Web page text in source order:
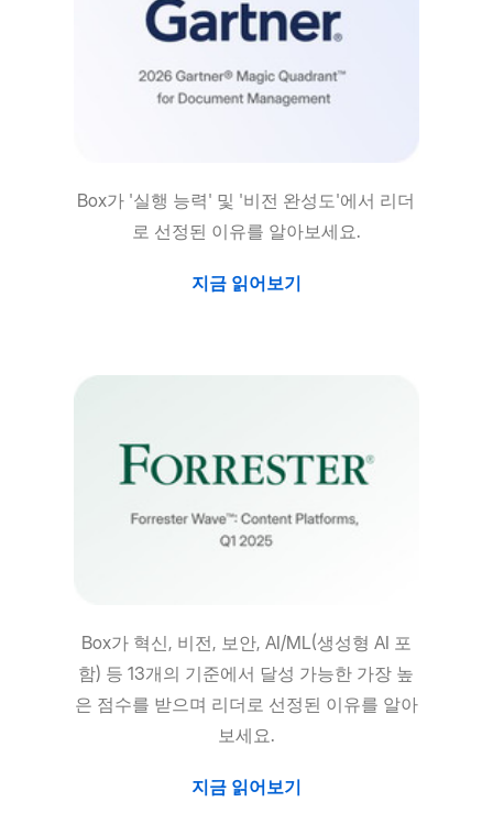
Box가 '실행 능력' 및 '비전 완성도'에서 리더
로 선정된 이유를 알아보세요.
지금 읽어보기
Box가 혁신, 비전, 보안, AI/ML(생성형 AI 포
함) 등 13개의 기준에서 달성 가능한 가장 높
은 점수를 받으며 리더로 선정된 이유를 알아
보세요.
지금 읽어보기